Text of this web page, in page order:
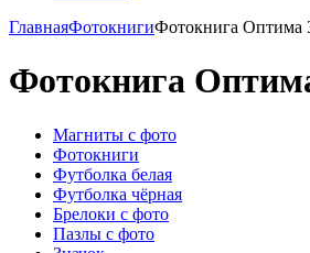
ГлавнаяФотокнигиФотокнига Оптима
Фотокнига
Магниты с фото
Фотокниги
Футболка белая
Футболка чёрная
Брелоки с фото
Пазлы с фото